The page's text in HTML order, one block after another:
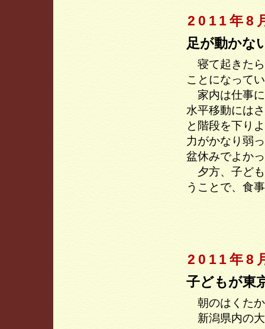
2011年8
足が動かな
寝て起きたら
ことになって
家内は仕事に
水平移動には
と階段を下り
力がかなり弱
盆休みでよか
夕方、子ども
うことで、食
2011年8
子どもが東
朝のはくたか
新潟県内の大